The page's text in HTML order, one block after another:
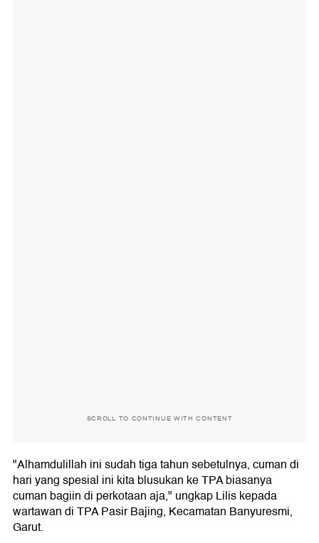
SCROLL TO CONTINUE WITH CONTENT
"Alhamdulillah ini sudah tiga tahun sebetulnya, cuman di
hari yang spesial ini kita blusukan ke TPA biasanya
cuman bagiin di perkotaan aja," ungkap Lilis kepada
wartawan di TPA Pasir Bajing, Kecamatan Banyuresmi,
Garut.